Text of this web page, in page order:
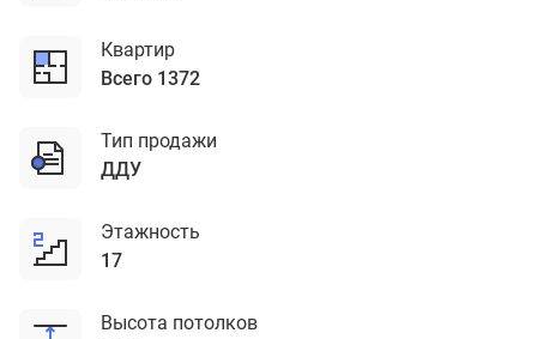
Квартир
Всего 1372
Тип продажи
ДДУ
Этажность
17
Высота потолков